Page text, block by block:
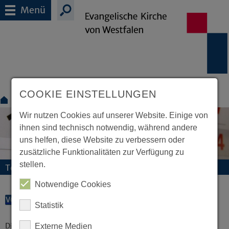
Menü
Termine
Termine und Veranstaltungen
VORLESEN
Diese Veranstaltung existiert nicht.
COOKIE EINSTELLUNGEN
Wir nutzen Cookies auf unserer Website. Einige von
ihnen sind technisch notwendig, während andere
uns helfen, diese Website zu verbessern oder
zusätzliche Funktionalitäten zur Verfügung zu
stellen.
Notwendige Cookies
Statistik
Externe Medien